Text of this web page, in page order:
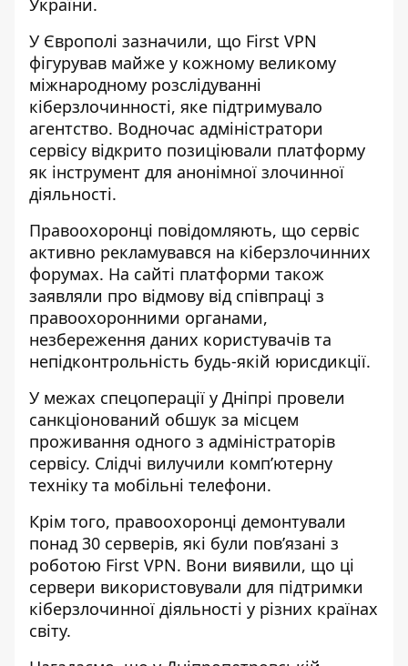
України.
У Європолі зазначили, що First VPN
фігурував майже у кожному великому
міжнародному розслідуванні
кіберзлочинності, яке підтримувало
агентство. Водночас адміністратори
сервісу відкрито позиціювали платформу
як інструмент для анонімної злочинної
діяльності.
Правоохоронці повідомляють, що сервіс
активно рекламувався на кіберзлочинних
форумах. На сайті платформи також
заявляли про відмову від співпраці з
правоохоронними органами,
незбереження даних користувачів та
непідконтрольність будь-якій юрисдикції.
У межах спецоперації у Дніпрі провели
санкціонований обшук за місцем
проживання одного з адміністраторів
сервісу. Слідчі вилучили комп’ютерну
техніку та мобільні телефони.
Крім того, правоохоронці демонтували
понад 30 серверів, які були пов’язані з
роботою First VPN. Вони виявили, що ці
сервери використовували для підтримки
кіберзлочинної діяльності у різних країнах
світу.